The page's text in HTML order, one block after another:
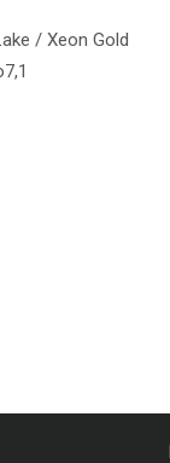
/ Xeon Gold